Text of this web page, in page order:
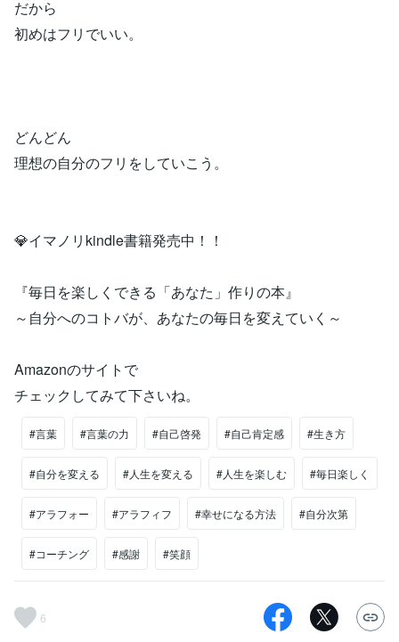
だから
初めはフリでいい。
どんどん
理想の自分のフリをしていこう。
💎イマノリkindle書籍発売中！！
『毎日を楽しくできる「あなた」作りの本』
～自分へのコトバが、あなたの毎日を変えていく～
Amazonのサイトで
チェックしてみて下さいね。
#言葉 #言葉の力 #自己啓発 #自己肯定感 #生き方
#自分を変える #人生を変える #人生を楽しむ #毎日楽しく
#アラフォー #アラフィフ #幸せになる方法 #自分次第
#コーチング #感謝 #笑顔
6